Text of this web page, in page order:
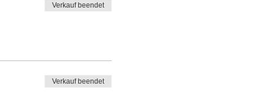
Verkauf beendet
Verkauf beendet